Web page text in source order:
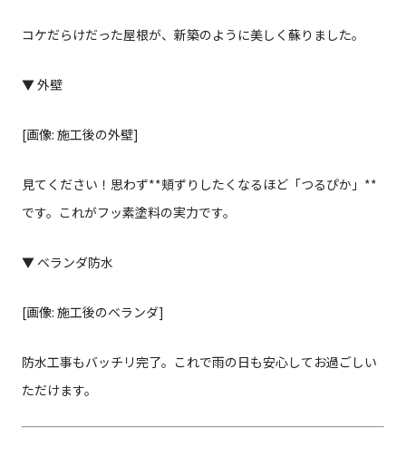
コケだらけだった屋根が、新築のように美しく蘇りました。
▼ 外壁
[画像: 施工後の外壁]
見てください！思わず**頬ずりしたくなるほど「つるぴか」**
です。これがフッ素塗料の実力です。
▼ ベランダ防水
[画像: 施工後のベランダ]
防水工事もバッチリ完了。これで雨の日も安心してお過ごしい
ただけます。